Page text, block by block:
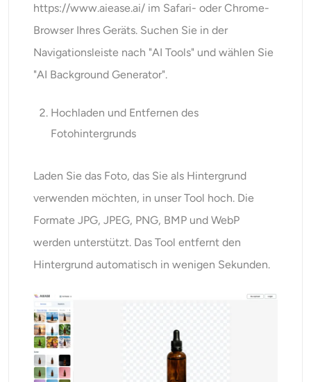
https://www.aiease.ai/ im Safari- oder Chrome-
Browser Ihres Geräts. Suchen Sie in der
Navigationsleiste nach "AI Tools" und wählen Sie
"AI Background Generator".
Hochladen und Entfernen des
Fotohintergrunds
Laden Sie das Foto, das Sie als Hintergrund
verwenden möchten, in unser Tool hoch. Die
Formate JPG, JPEG, PNG, BMP und WebP
werden unterstützt. Das Tool entfernt den
Hintergrund automatisch in wenigen Sekunden.